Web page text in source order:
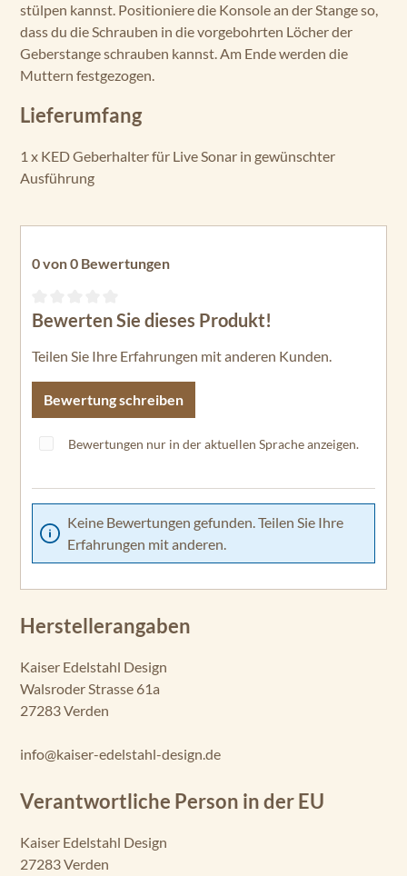
stülpen kannst. Positioniere die Konsole an der Stange so,
dass du die Schrauben in die vorgebohrten Löcher der
Geberstange schrauben kannst. Am Ende werden die
Muttern festgezogen.
Lieferumfang
1 x KED Geberhalter für Live Sonar in gewünschter
Ausführung
0 von 0 Bewertungen
Durchschnittliche Bewertung von 0 von 5 Sternen
Bewerten Sie dieses Produkt!
Teilen Sie Ihre Erfahrungen mit anderen Kunden.
Bewertung schreiben
Bewertungen nur in der aktuellen Sprache anzeigen.
Keine Bewertungen gefunden. Teilen Sie Ihre
Erfahrungen mit anderen.
Herstellerangaben
Kaiser Edelstahl Design
Walsroder Strasse 61a
27283 Verden
info@kaiser-edelstahl-design.de
Verantwortliche Person in der EU
Kaiser Edelstahl Design
27283 Verden